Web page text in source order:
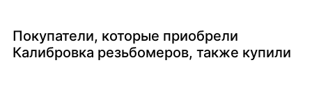
Покупатели, которые приобрели
Калибровка резьбомеров, также купили